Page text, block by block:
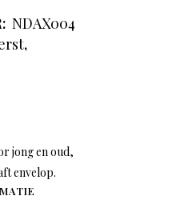
NDAX004
,
jong en oud,
envelop.